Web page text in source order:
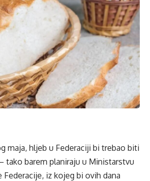
maja, hljeb u Federaciji bi trebao biti
tako barem planiraju u Ministarstvu
Federacije, iz kojeg bi ovih dana